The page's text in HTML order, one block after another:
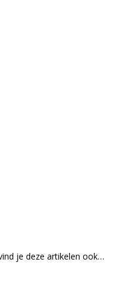
je deze artikelen ook…